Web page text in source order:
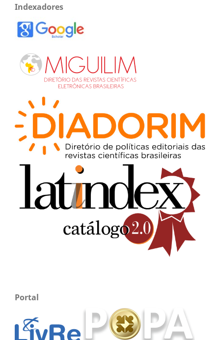
Indexadores
Portal